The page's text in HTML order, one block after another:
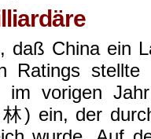
daß China ein
Ratings
im vorigen
) ein, der